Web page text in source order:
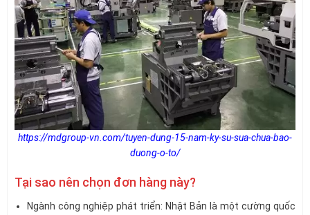
https://mdgroup-vn.com/tuyen-dung-15-nam-ky-su-sua-chua-bao-
duong-o-to/
Tại sao nên chọn đơn hàng này?
Ngành công nghiệp phát triển: Nhật Bản là một cường quốc